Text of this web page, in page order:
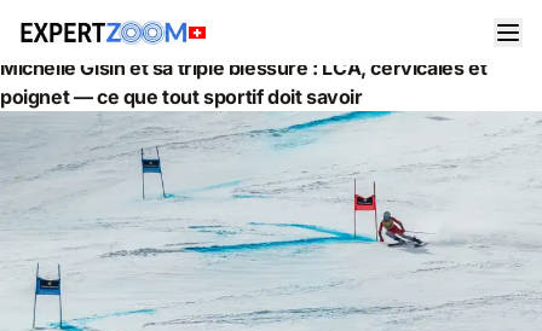
Actualités
Santé
Michelle Gisin et sa triple blessure : LCA, cervicales et
poignet — ce que tout sportif doit savoir